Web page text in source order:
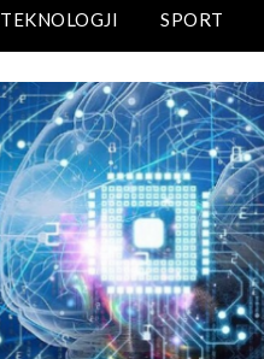
TEKNOLOGJI SPORT